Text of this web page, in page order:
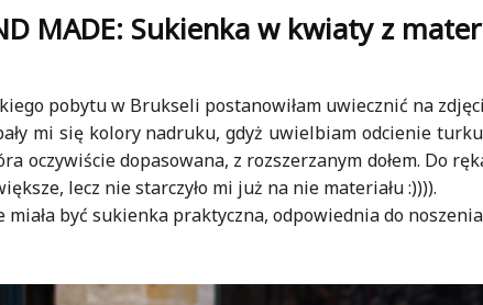
MADE: Sukienka w kwiaty z
pobytu w Brukseli postanowiłam uwiecznić na
mi się kolory nadruku, gdyż uwielbiam odcienie
oczywiście dopasowana, z rozszerzanym dołem. Do
lecz nie starczyło mi już na nie materiału :)))).
być sukienka praktyczna, odpowiednia do